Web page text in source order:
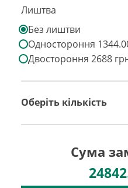
Лиштва
Без лиштви
Одностороння
Двостороння 2688
Оберіть кількість
Сума